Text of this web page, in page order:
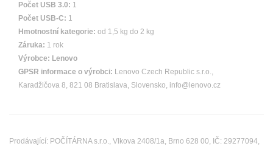
Počet USB 3.0: 1
Počet USB-C: 1
Hmotnostní kategorie: od 1,5 kg do 2 kg
Záruka: 1 rok
Výrobce: Lenovo
GPSR informace o výrobci: Lenovo Czech Republic s.r.o.,
Karadžičova 8, 821 08 Bratislava, Slovensko, info@lenovo.cz
Prodávající: POČÍTÁRNA s.r.o., Vlkova 2408/1a, Brno 628 00, IČ: 29277094,